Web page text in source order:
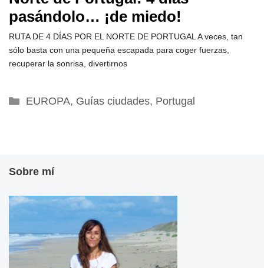
pasándolo… ¡de miedo!
RUTA DE 4 DÍAS POR EL NORTE DE PORTUGAL A veces, tan
sólo basta con una pequeña escapada para coger fuerzas,
recuperar la sonrisa, divertirnos
Categorías
EUROPA, Guías ciudades, Portugal
Sobre mí